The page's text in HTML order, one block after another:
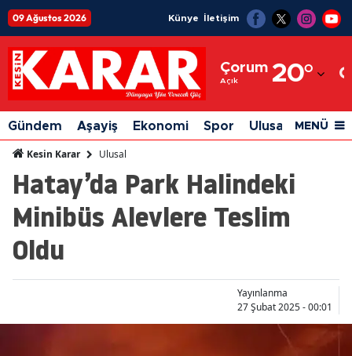
09 Ağustos 2026 Künye İletişim
Çorum
Açık 20°
Adıyaman
Afyonkarahisar
Ağrı
Amasya
Ankara
Aydın
Gündem Aşayiş Ekonomi Spor Ulusal Siyaset
MENÜ
Kesin Karar Ulusal
Hatay’da Park Halindeki
Minibüs Alevlere Teslim
Oldu
Yayınlanma
27 Şubat 2025 - 00:01